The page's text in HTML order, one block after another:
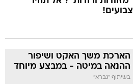
צבועים!
הארכת משך האקט ושיפור
ההנאה במיטה - במבצע מיוחד
בשיתוף "גברא"